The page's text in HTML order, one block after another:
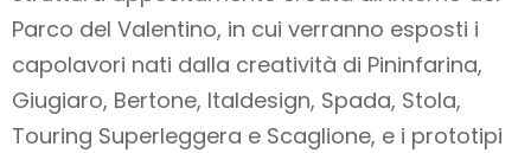
Parco del Valentino, in cui verranno esposti i
capolavori nati dalla creatività di Pininfarina,
Giugiaro, Bertone, Italdesign, Spada, Stola,
Touring Superleggera e Scaglione, e i prototipi